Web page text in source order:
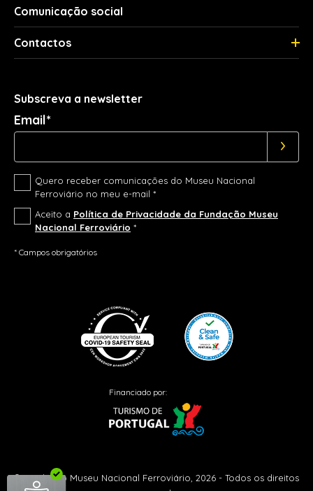
Comunicação social
Contactos
Subscreva a newsletter
Email*
Quero receber comunicações do Museu Nacional
Ferroviário no meu e-mail *
Aceito a Política de Privacidade da Fundação Museu
Nacional Ferroviário *
* Campos obrigatórios
Financiado por:
© Fundação Museu Nacional Ferroviário, 2026 - Todos os direitos